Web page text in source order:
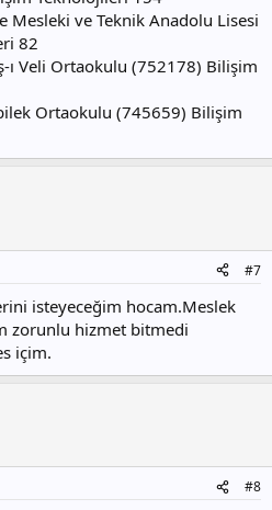
Mesleki ve Teknik Anadolu Lisesi
82
ı Veli Ortaokulu (752178) Bilişim
Ortaokulu (745659) Bilişim
#7
isteyeceğim hocam.Meslek
zorunlu hizmet bitmedi
içim.
#8